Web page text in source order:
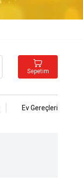
Sepetim
Ev Gereçleri